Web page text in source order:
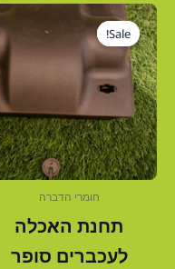
Sale!
Sale!
חומרי הדברה
תחנת האכלה
לעכברים סופר
המקורי
היה:
38.00 ₪.